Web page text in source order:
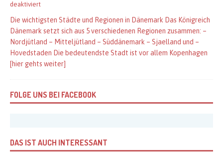
deaktiviert
Die wichtigsten Städte und Regionen in Dänemark Das Königreich
Dänemark setzt sich aus 5 verschiedenen Regionen zusammen: –
Nordjütland – Mitteljütland – Süddänemark – Sjaelland und –
Hovedstaden Die bedeutendste Stadt ist vor allem Kopenhagen
[hier gehts weiter]
FOLGE UNS BEI FACEBOOK
DAS IST AUCH INTERESSANT